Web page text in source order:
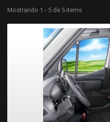
Mostrando 1 - 5 de 5 items